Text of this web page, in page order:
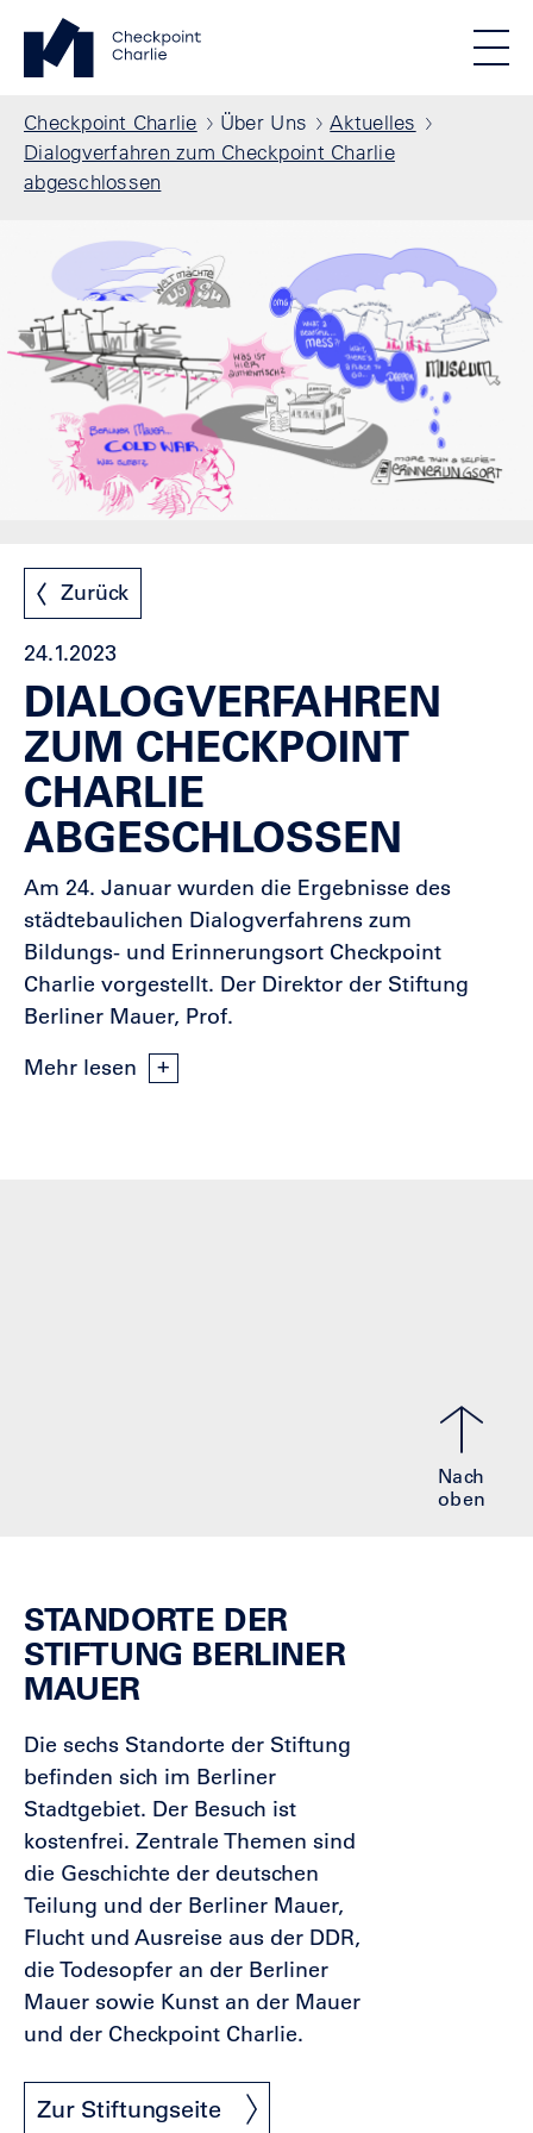
Direkt zum Inhalt
Standortmenu
Show locations
STIFTUNG BERLINER MAUER
Alle Standorte
Checkpoint Charlie Startseite
Pfadnavigation
Checkpoint Charlie Über Uns
Aktuelles
Dialogverfahren zum Checkpoint Charlie
abgeschlossen
Zurück
24.1.2023
DIALOGVERFAHREN
ZUM CHECKPOINT
CHARLIE
ABGESCHLOSSEN
Am 24. Januar wurden die Ergebnisse des
städtebaulichen Dialogverfahrens zum
Bildungs- und Erinnerungsort Checkpoint
Charlie vorgestellt. Der Direktor der Stiftung
Berliner Mauer, Prof.
Mehr lesen
Nach
oben
STANDORTE DER
STIFTUNG BERLINER
MAUER
Die sechs Standorte der Stiftung
befinden sich im Berliner
Stadtgebiet. Der Besuch ist
kostenfrei. Zentrale Themen sind
die Geschichte der deutschen
Teilung und der Berliner Mauer,
Flucht und Ausreise aus der DDR,
die Todesopfer an der Berliner
Mauer sowie Kunst an der Mauer
und der Checkpoint Charlie.
Zur Stiftungseite